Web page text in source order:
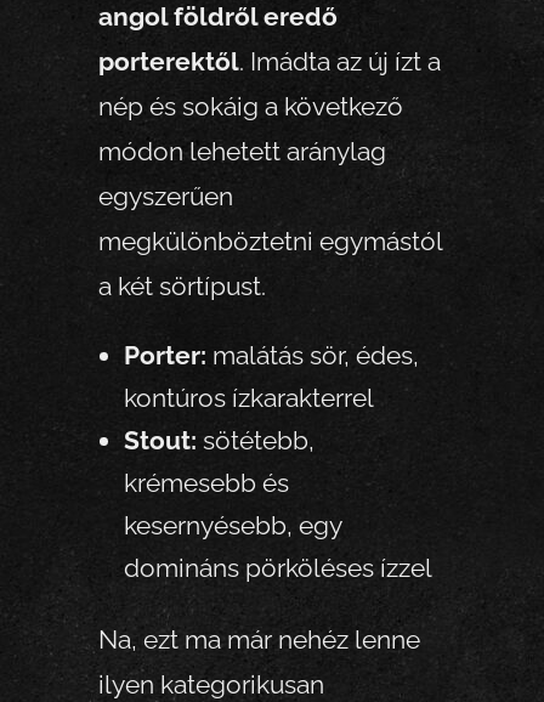
angol földről eredő
porterektől. Imádta az új ízt a
nép és sokáig a következő
módon lehetett aránylag
egyszerűen
megkülönböztetni egymástól
a két sörtípust.
Porter: malátás sör, édes,
kontúros ízkarakterrel
Stout: sötétebb,
krémesebb és
kesernyésebb, egy
domináns pörköléses ízzel
Na, ezt ma már nehéz lenne
ilyen kategorikusan